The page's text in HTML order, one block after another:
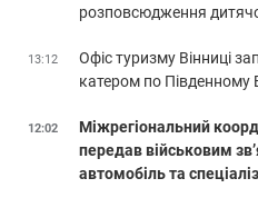
розповсюдження
13:12
Офіс туризму Вінниці
катером по Південному
12:02
Міжрегіональний
передав військовим
автомобіль та